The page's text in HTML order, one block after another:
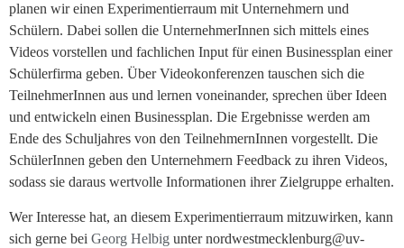
planen wir einen Experimentierraum mit Unternehmern und
Schülern. Dabei sollen die UnternehmerInnen sich mittels eines
Videos vorstellen und fachlichen Input für einen Businessplan einer
Schülerfirma geben. Über Videokonferenzen tauschen sich die
TeilnehmerInnen aus und lernen voneinander, sprechen über Ideen
und entwickeln einen Businessplan. Die Ergebnisse werden am
Ende des Schuljahres von den TeilnehmernInnen vorgestellt. Die
SchülerInnen geben den Unternehmern Feedback zu ihren Videos,
sodass sie daraus wertvolle Informationen ihrer Zielgruppe erhalten.
Wer Interesse hat, an diesem Experimentierraum mitzuwirken, kann
sich gerne bei Georg Helbig unter nordwestmecklenburg@uv-